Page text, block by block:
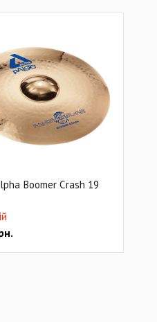
Boomer Crash 19